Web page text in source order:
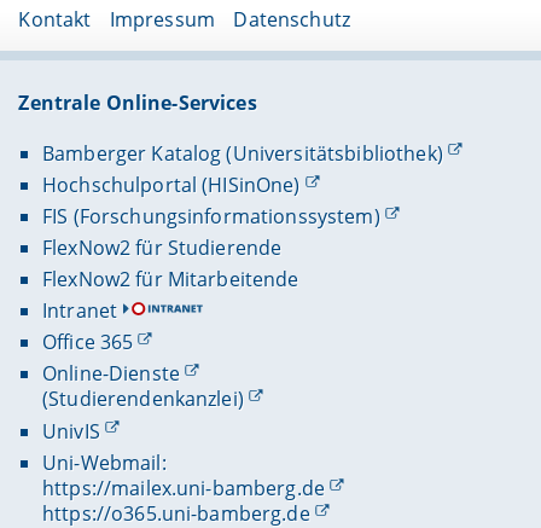
Kontakt Impressum Datenschutz
Zentrale Online-Services
Bamberger Katalog (Universitätsbibliothek)
Hochschulportal (HISinOne)
FIS (Forschungsinformationssystem)
FlexNow2 für Studierende
FlexNow2 für Mitarbeitende
Intranet
Office 365
Online-Dienste
(Studierendenkanzlei)
UnivIS
Uni-Webmail:
https://mailex.uni-bamberg.de
https://o365.uni-bamberg.de